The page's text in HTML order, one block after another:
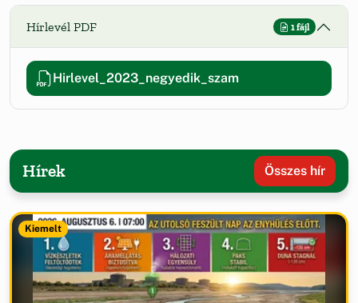
Hírlevél PDF 1 fájl
Hirlevel_2023_negyedik_szam
Hírek Összes hír
Kiemelt